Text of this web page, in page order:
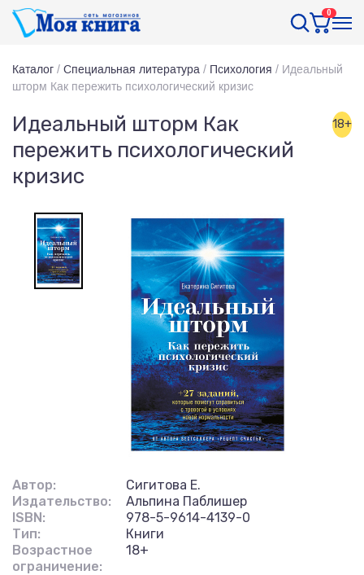
0
Каталог / Специальная литература / Психология / Идеальный
шторм Как пережить психологический кризис
Идеальный шторм Как
пережить психологический
кризис
18+
Автор:
Сигитова Е.
Издательство:
Альпина Паблишер
ISBN:
978-5-9614-4139-0
Тип:
Книги
Возрастное
ограничение:
18+